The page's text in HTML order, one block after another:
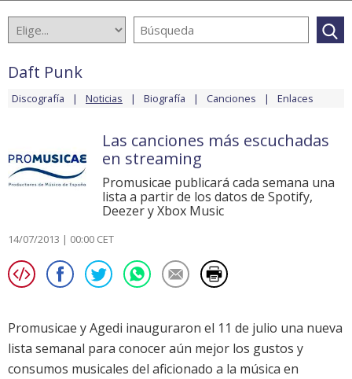
Daft Punk
Discografía Noticias Biografía Canciones Enlaces
Las canciones más escuchadas
en streaming
Promusicae publicará cada semana una
lista a partir de los datos de Spotify,
Deezer y Xbox Music
14/07/2013 | 00:00 CET
Promusicae y Agedi inauguraron el 11 de julio una nueva
lista semanal para conocer aún mejor los gustos y
consumos musicales del aficionado a la música en